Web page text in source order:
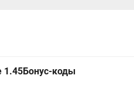
1.45Бонус-коды